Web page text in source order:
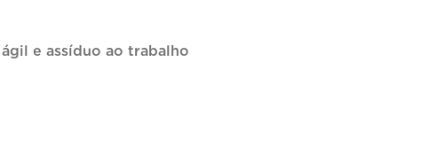
e assíduo ao trabalho